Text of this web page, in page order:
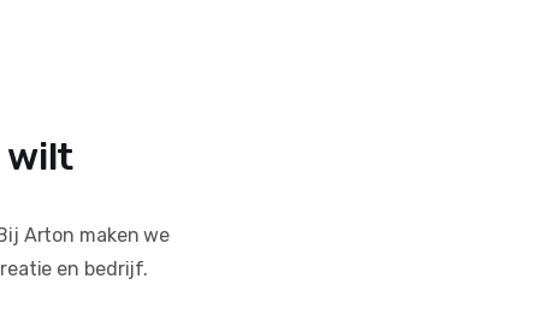
wilt
Arton maken we
en bedrijf.